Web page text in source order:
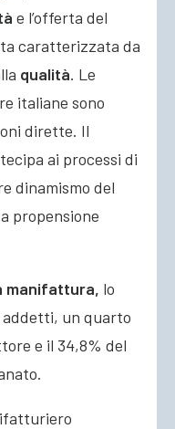
e l’offerta del
caratterizzata da
qualità. Le
italiane sono
dirette. Il
ai processi di
dinamismo del
propensione
manifattura, lo
addetti, un quarto
e il 34,8% del